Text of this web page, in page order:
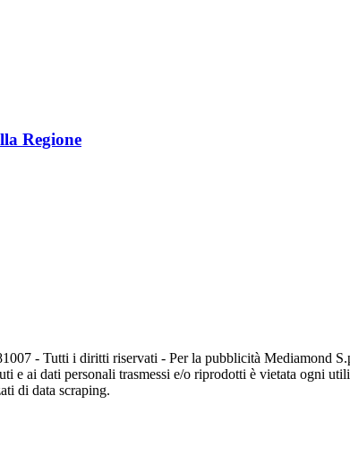
Regione
- Tutti i diritti riservati - Per la pubblicità Mediamond
e ai dati personali trasmessi e/o riprodotti è vietata ogni
di data scraping.